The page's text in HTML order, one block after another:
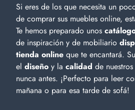
Si eres de los que necesita un
de comprar sus muebles online,
Te hemos preparado unos
de inspiración y de mobiliario
tienda online que te encantará.
el diseño y la calidad de nuestros
nunca antes. ¡Perfecto para leer
mañana o para esa tarde de sofá!